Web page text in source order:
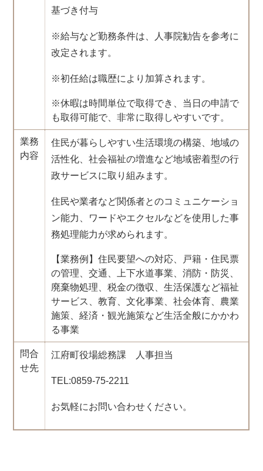
基づき付与
※給与など勤務条件は、人事院勧告を参考に
改定されます。
※初任給は職歴により加算されます。
※休暇は時間単位で取得でき、当日の申請で
も取得可能で、非常に取得しやすいです。
業務
内容
住民が暮らしやすい生活環境の構築、地域の
活性化、社会福祉の増進など地域密着型の行
政サービスに取り組みます。
住民や業者など関係者とのコミュニケーショ
ン能力、ワードやエクセルなどを使用した事
務処理能力が求められます。
【業務例】住民要望への対応、戸籍・住民票
の管理、交通、上下水道事業、消防・防災、
廃棄物処理、税金の徴収、生活保護など福祉
サービス、教育、文化事業、社会体育、農業
施策、経済・観光施策など生活全般にかかわ
る事業
問合
せ先
江府町役場総務課 人事担当
TEL:0859-75-2211
お気軽にお問い合わせください。